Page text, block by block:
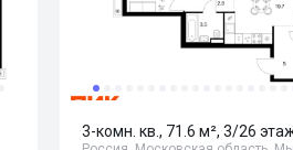
3-комн. кв., 71.6 м², 3/26